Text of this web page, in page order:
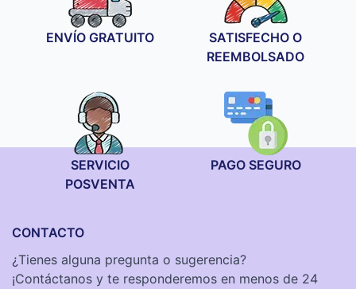
ENVÍO GRATUITO
SATISFECHO O
REEMBOLSADO
SERVICIO
POSVENTA
PAGO SEGURO
CONTACTO
¿Tienes alguna pregunta o sugerencia?
¡Contáctanos y te responderemos en menos de 24